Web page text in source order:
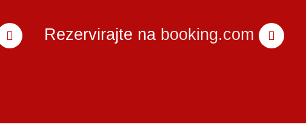
Rezervirajte na booking.com